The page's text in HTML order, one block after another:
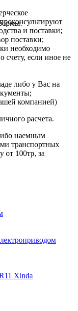
и поставки;
поставки;
необходимо
счету, если иное не
либо у Вас на
компанией)
расчета.
наемным
транспортных
от 100тр, за
Xinda